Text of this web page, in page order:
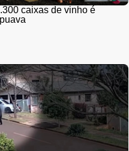
caixas de vinho é